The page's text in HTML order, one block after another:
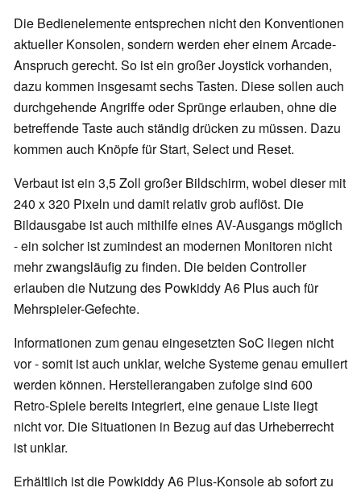
Die Bedienelemente entsprechen nicht den Konventionen
aktueller Konsolen, sondern werden eher einem Arcade-
Anspruch gerecht. So ist ein großer Joystick vorhanden,
dazu kommen insgesamt sechs Tasten. Diese sollen auch
durchgehende Angriffe oder Sprünge erlauben, ohne die
betreffende Taste auch ständig drücken zu müssen. Dazu
kommen auch Knöpfe für Start, Select und Reset.
Verbaut ist ein 3,5 Zoll großer Bildschirm, wobei dieser mit
240 x 320 Pixeln und damit relativ grob auflöst. Die
Bildausgabe ist auch mithilfe eines AV-Ausgangs möglich
- ein solcher ist zumindest an modernen Monitoren nicht
mehr zwangsläufig zu finden. Die beiden Controller
erlauben die Nutzung des Powkiddy A6 Plus auch für
Mehrspieler-Gefechte.
Informationen zum genau eingesetzten SoC liegen nicht
vor - somit ist auch unklar, welche Systeme genau emuliert
werden können. Herstellerangaben zufolge sind 600
Retro-Spiele bereits integriert, eine genaue Liste liegt
nicht vor. Die Situationen in Bezug auf das Urheberrecht
ist unklar.
Erhältlich ist die Powkiddy A6 Plus-Konsole ab sofort zu